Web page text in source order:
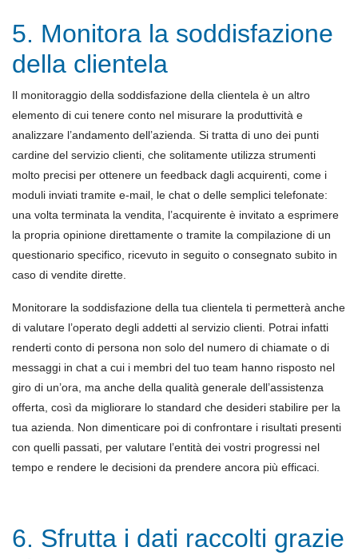
5. Monitora la soddisfazione
della clientela
Il monitoraggio della soddisfazione della clientela è un altro
elemento di cui tenere conto nel misurare la produttività e
analizzare l’andamento dell’azienda. Si tratta di uno dei punti
cardine del servizio clienti, che solitamente utilizza strumenti
molto precisi per ottenere un feedback dagli acquirenti, come i
moduli inviati tramite e-mail, le chat o delle semplici telefonate:
una volta terminata la vendita, l’acquirente è invitato a esprimere
la propria opinione direttamente o tramite la compilazione di un
questionario specifico, ricevuto in seguito o consegnato subito in
caso di vendite dirette.
Monitorare la soddisfazione della tua clientela ti permetterà anche
di valutare l’operato degli addetti al servizio clienti. Potrai infatti
renderti conto di persona non solo del numero di chiamate o di
messaggi in chat a cui i membri del tuo team hanno risposto nel
giro di un’ora, ma anche della qualità generale dell’assistenza
offerta, così da migliorare lo standard che desideri stabilire per la
tua azienda. Non dimenticare poi di confrontare i risultati presenti
con quelli passati, per valutare l’entità dei vostri progressi nel
tempo e rendere le decisioni da prendere ancora più efficaci.
6. Sfrutta i dati raccolti grazie